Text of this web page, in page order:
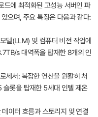
드에 최적화된 고성능 서버인 파
며, 주요 특징은 다음과 같다:
델(LLM) 및 컴퓨터 비전 작업에
s 대역폭을 탑재한 8개의 인
서: 복잡한 연산을 원활히 처
롯을 탑재한 5세대 인텔 제온
이터 흐름과 스토리지 및 연결